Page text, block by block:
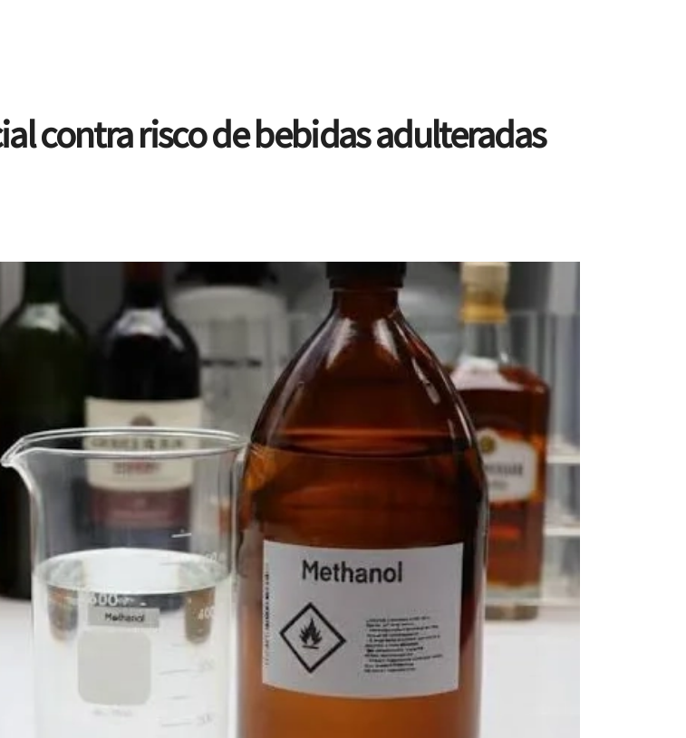
contra risco de bebidas adulteradas